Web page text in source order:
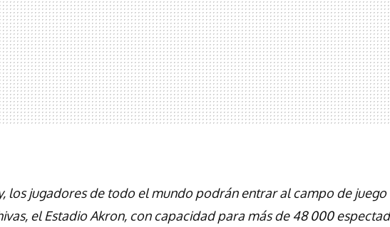
los jugadores de todo el mundo podrán entrar al campo de juego
el Estadio Akron, con capacidad para más de 48 000